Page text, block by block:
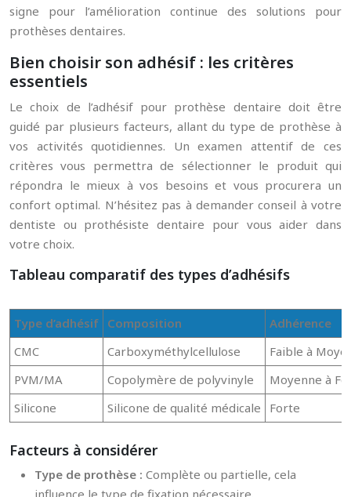
signe pour l’amélioration continue des solutions pour
prothèses dentaires.
Bien choisir son adhésif : les critères
essentiels
Le choix de l’adhésif pour prothèse dentaire doit être
guidé par plusieurs facteurs, allant du type de prothèse à
vos activités quotidiennes. Un examen attentif de ces
critères vous permettra de sélectionner le produit qui
répondra le mieux à vos besoins et vous procurera un
confort optimal. N’hésitez pas à demander conseil à votre
dentiste ou prothésiste dentaire pour vous aider dans
votre choix.
Tableau comparatif des types d’adhésifs
Type d’adhésif Composition
Adhérence
CMC
Carboxyméthylcellulose
Faible à
PVM/MA
Copolymère de polyvinyle
Moyenne à
Silicone
Silicone de qualité médicale Forte
Facteurs à considérer
Type de prothèse : Complète ou partielle, cela
influence le type de fixation nécessaire.